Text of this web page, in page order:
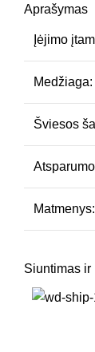
Aprašymas
Įėjimo
Šviesos
Siuntimas ir